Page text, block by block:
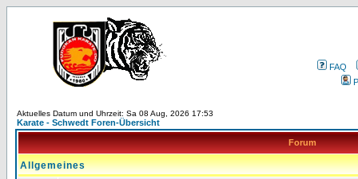
FAQ
Aktuelles Datum und Uhrzeit: Sa 08 Aug, 2026 17:53
Karate - Schwedt Foren-Übersicht
Forum
Allgemeines